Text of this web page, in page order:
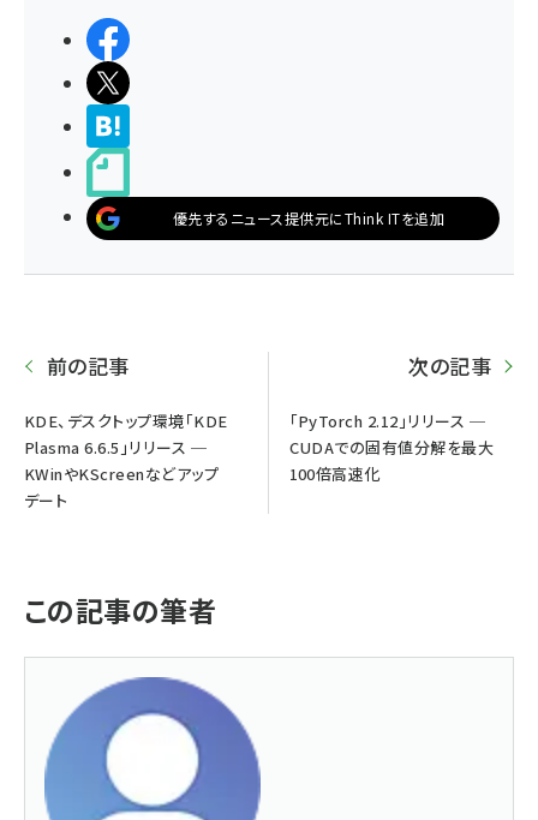
優先するニュース提供元にThink ITを追加
前の記事
KDE、デスクトップ環境「KDE
Plasma 6.6.5」リリース ─
KWinやKScreenなどアップ
デート
次の記事
「PyTorch 2.12」リリース ─
CUDAでの固有値分解を最大
100倍高速化
この記事の筆者